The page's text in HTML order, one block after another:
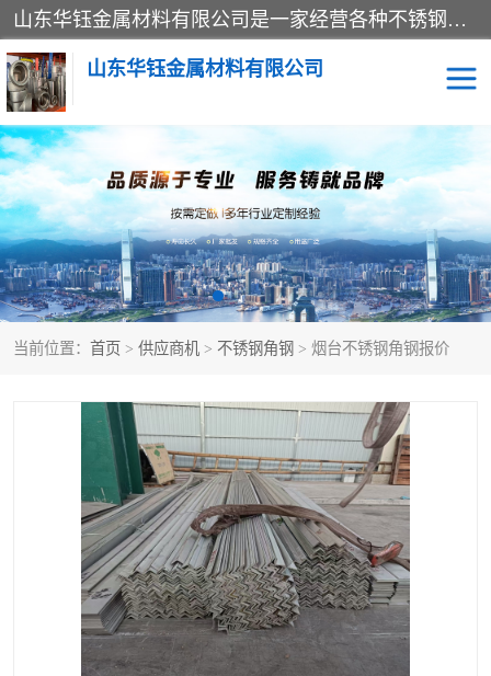
山东华钰金属材料有限公司是一家经营各种不锈钢管材、板材、圆钢、法兰、封头、型材等产品的公司；主营产品有：不锈钢管，激光切割，管件标准件，不锈钢圆钢，不锈钢人孔，不锈钢亮管，不锈钢角钢，不锈钢加工，不锈钢管子，不锈钢工业方管，不锈钢封头，不锈钢法兰，不锈钢阀门，不锈钢槽钢，不锈钢扁钢，不锈钢板等；可为客户制作各种规格的型材及不锈钢配件、非标准件及各种容器具等，能满足客户的不同采购要求。
山东华钰金属材料有限公司
当前位置： 首页 > 供应商机 > 不锈钢角钢 > 烟台不锈钢角钢报价
不锈钢管 激光切割
管件标准件 不锈钢圆钢
不锈钢人孔 不锈钢亮管
不锈钢角钢 不锈钢加工
不锈钢板 不锈钢工业方管
不锈钢封头 不锈钢法兰
不锈钢阀门 不锈钢槽钢
不锈钢扁钢